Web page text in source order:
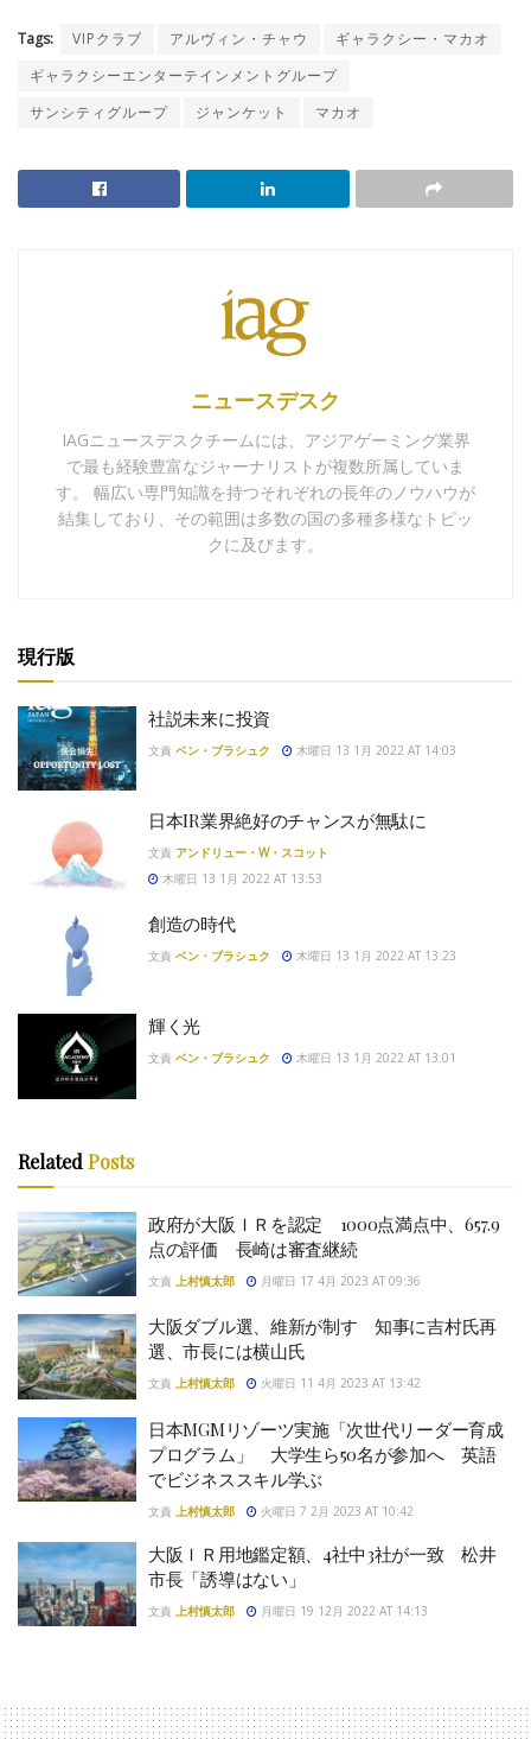
Tags: VIPクラブ アルヴィン・チャウ
ギャラクシー・マカオ
ギャラクシーエンターテインメントグループ
サンシティグループ
ジャンケット マカオ
ニュースデスク
IAGニュースデスクチームには、アジアゲーミング業界
で最も経験豊富なジャーナリストが複数所属していま
す。 幅広い専門知識を持つそれぞれの長年のノウハウが
結集しており、その範囲は多数の国の多種多様なトピッ
クに及びます。
現行版
社説未来に投資
文責 ベン・ブラシュク 木曜日 13 1月 2022 AT 14:03
日本IR業界絶好のチャンスが無駄に
文責 アンドリュー・W・スコット
木曜日 13 1月 2022 AT 13:53
創造の時代
文責 ベン・ブラシュク 木曜日 13 1月 2022 AT 13:23
輝く光
文責 ベン・ブラシュク 木曜日 13 1月 2022 AT 13:01
Related Posts
政府が大阪ＩＲを認定 1000点満点中、657.9
点の評価 長崎は審査継続
文責 上村慎太郎 月曜日 17 4月 2023 AT 09:36
大阪ダブル選、維新が制す 知事に吉村氏再
選、市長には横山氏
文責 上村慎太郎 火曜日 11 4月 2023 AT 13:42
日本MGMリゾーツ実施「次世代リーダー育成
プログラム」 大学生ら50名が参加へ 英語
でビジネススキル学ぶ
文責 上村慎太郎 火曜日 7 2月 2023 AT 10:42
大阪ＩＲ用地鑑定額、4社中3社が一致 松井
市長「誘導はない」
文責 上村慎太郎 月曜日 19 12月 2022 AT 14:13